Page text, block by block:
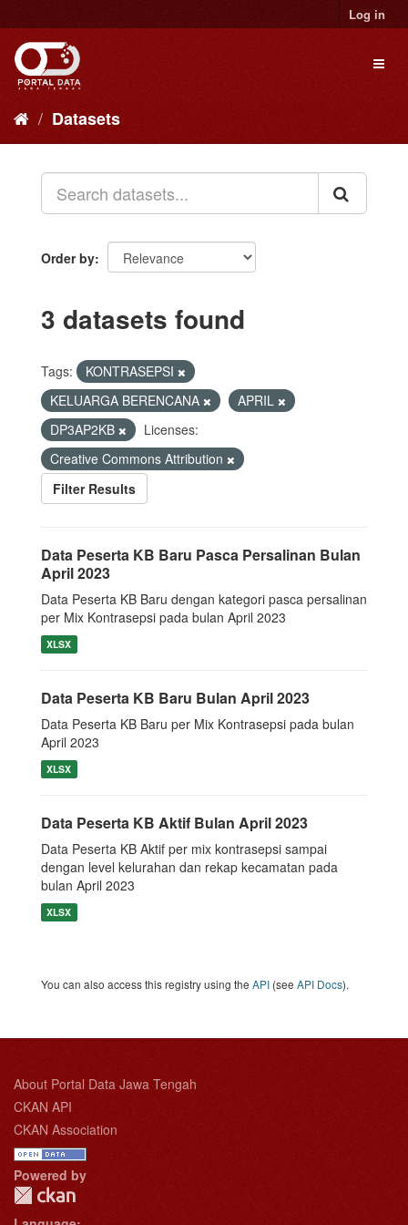
to
content
Log in
Datasets
Order by
3 datasets found
Tags:
KONTRASEPSI
KELUARGA BERENCANA
APRIL
DP3AP2KB
Licenses:
Creative Commons Attribution
Filter Results
Data Peserta KB Baru Pasca Persalinan Bulan
April 2023
Data Peserta KB Baru dengan kategori pasca persalinan
per Mix Kontrasepsi pada bulan April 2023
XLSX
Data Peserta KB Baru Bulan April 2023
Data Peserta KB Baru per Mix Kontrasepsi pada bulan
April 2023
XLSX
Data Peserta KB Aktif Bulan April 2023
Data Peserta KB Aktif per mix kontrasepsi sampai
dengan level kelurahan dan rekap kecamatan pada
bulan April 2023
XLSX
You can also access this registry using the API (see API Docs).
About Portal Data Jawa Tengah
CKAN API
CKAN Association
Powered by